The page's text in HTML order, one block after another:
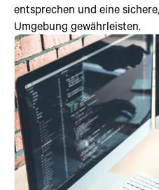
entsprechen und eine
Umgebung gewährleisten.